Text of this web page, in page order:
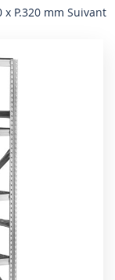
P.320 mm Suivant